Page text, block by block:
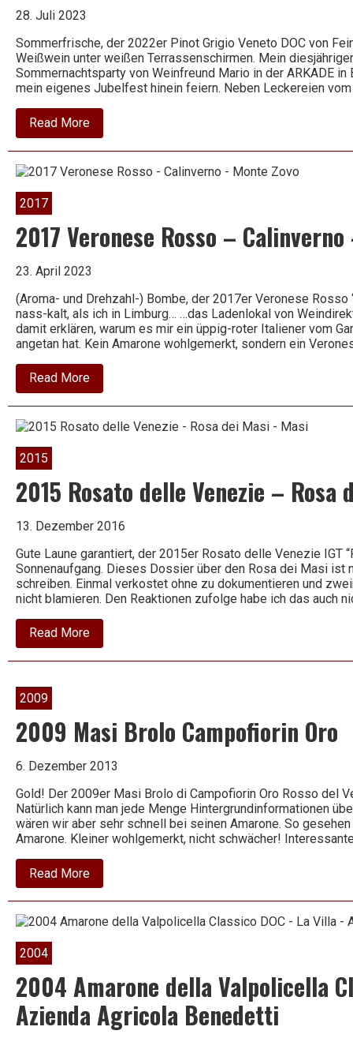
28. Juli 2023
Sommerfrische, der 2022er Pinot Grigio Veneto DOC von
Weißwein unter weißen Terrassenschirmen. Mein
Sommernachtsparty von Weinfreund Mario in der ARKADE
mein eigenes Jubelfest hinein feiern. Neben Leckereien
Read Moreabout
2022
Pinot
–
2017
2017 Veronese Rosso –
23. April 2023
(Aroma- und Drehzahl-) Bombe, der 2017er Veronese Rosso
nass-kalt, als ich in Limburg… …das Ladenlokal von
damit erklären, warum es mir ein üppig-roter Italiener vom
angetan hat. Kein Amarone wohlgemerkt, sondern ein
Read Moreabout
2017
Veronese
–
2015
2015 Rosato delle Venezie – Rosa
13. Dezember 2016
Gute Laune garantiert, der 2015er Rosato delle Venezie IGT
Sonnenaufgang. Dieses Dossier über den Rosa dei Masi
schreiben. Einmal verkostet ohne zu dokumentieren und
nicht blamieren. Den Reaktionen zufolge habe ich das auch
Read Moreabout
2015
Rosato
Masi
–
Masi
2009
2009 Masi Brolo Campofiorin Oro
6. Dezember 2013
Gold! Der 2009er Masi Brolo di Campofiorin Oro Rosso del
Natürlich kann man jede Menge Hintergrundinformationen
wären wir aber sehr schnell bei seinen Amarone. So
Amarone. Kleiner wohlgemerkt, nicht schwächer!
Read Moreabout
2009
Masi
Campofiorin
2004
2004 Amarone della Valpolicella
Azienda Agricola Benedetti